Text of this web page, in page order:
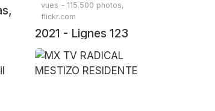
vues - 115.500 photos,
flickr.com
2021 - Lignes 123